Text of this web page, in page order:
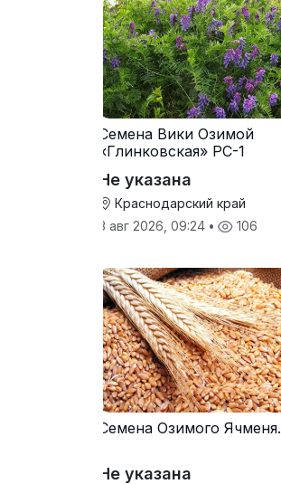
Семена Вики Озимой
«Глинковская» РС-1
Не указана
Краснодарский край
3 авг 2026, 09:24 • 106
Семена Озимого Ячменя.
Не указана